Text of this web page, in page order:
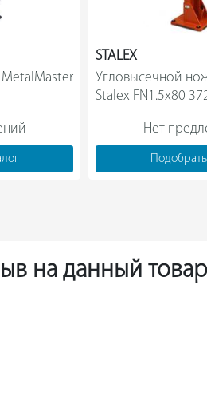
STALEX
Угловысечной
Нет
на данный товар